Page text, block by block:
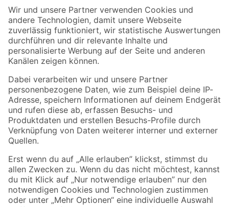
Der toom Newsletter: Keine Angebote und Aktionen mehr verpassen!
Zur Newsletter Anmeldung
Folge uns
Zahlungsarten Versandarten
Sicher einkaufen
Jetzt die toom-App herunterladen